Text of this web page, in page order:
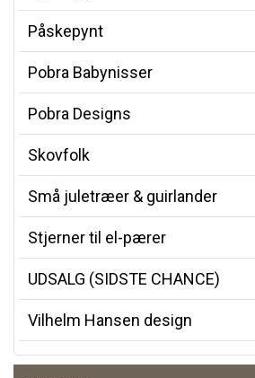
Påskepynt
Pobra Babynisser
Pobra Designs
Skovfolk
Små juletræer & guirlander
Stjerner til el-pærer
UDSALG (SIDSTE CHANCE)
Vilhelm Hansen design